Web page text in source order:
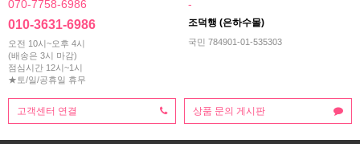
070-7758-6986
010-3631-6986
오전 10시~오후 4시
(배송은 3시 마감)
점심시간 12시~1시
★토/일/공휴일 휴무
-
조덕행 (은하수몰)
국민 784901-01-535303
고객센터 연결 상품 문의 게시판